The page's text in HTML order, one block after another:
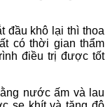
đầu khô lại thì thoa
có thời gian thẩm
điều trị được tốt
nước ấm và lau